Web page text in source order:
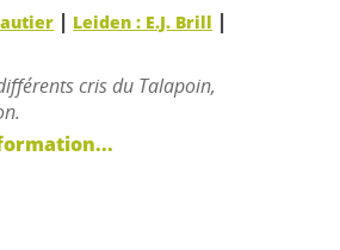
| Leiden : E.J. Brill |
cris du Talapoin,